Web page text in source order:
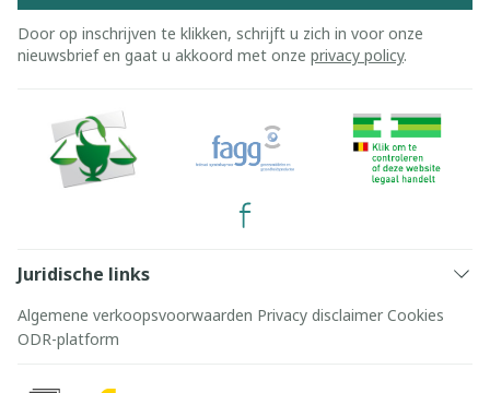
Door op inschrijven te klikken, schrijft u zich in voor onze
nieuwsbrief en gaat u akkoord met onze privacy policy.
Juridische links
Algemene verkoopsvoorwaarden Privacy disclaimer Cookies
ODR-platform